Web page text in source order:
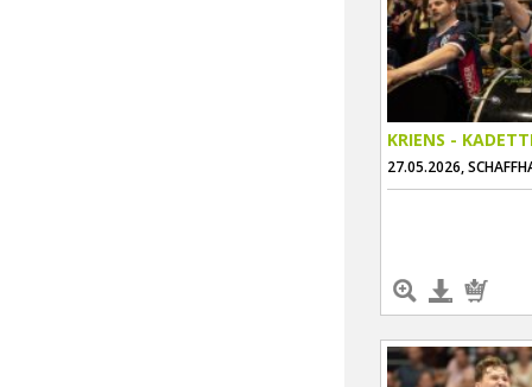
KRIENS -
27.05.2026,